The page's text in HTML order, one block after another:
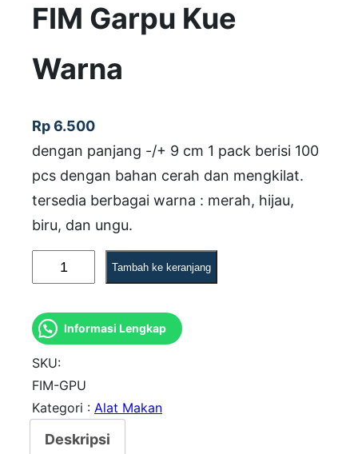
FIM Garpu Kue
Warna
Rp6.500
dengan panjang -/+ 9 cm 1 pack berisi 100
pcs dengan bahan cerah dan mengkilat.
tersedia berbagai warna : merah, hijau,
biru, dan ungu.
u
a
n
t
i
t
Tambah ke keranjang
Informasi Lengkap
SKU:
FIM-GPU
Kategori : Alat Makan
Deskripsi